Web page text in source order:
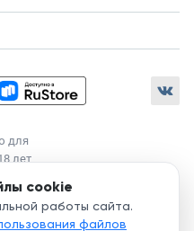
cookie
работы сайта.
файлов
для
лет